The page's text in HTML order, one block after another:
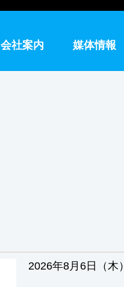
会社案内 媒体情報
2026年8月6日（木）